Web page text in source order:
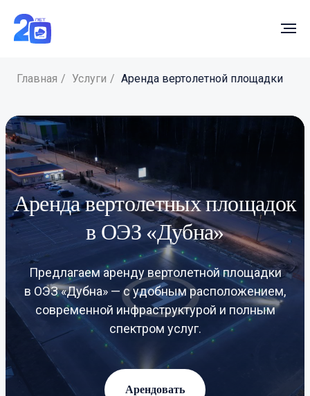
Главная / Услуги / Аренда вертолетной площадки
Аренда вертолетных площадок
в ОЭЗ «Дубна»
Предлагаем аренду вертолетной площадки
в ОЭЗ «Дубна» — с удобным расположением,
современной инфраструктурой и полным
спектром услуг.
Арендовать